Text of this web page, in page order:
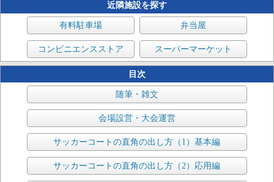
近隣施設を探す
有料駐車場 弁当屋
コンビニエンスストア スーパーマーケット
目次
随筆・雑文
会場設営・大会運営
サッカーコートの直角の出し方（1）基本編
サッカーコートの直角の出し方（2）応用編